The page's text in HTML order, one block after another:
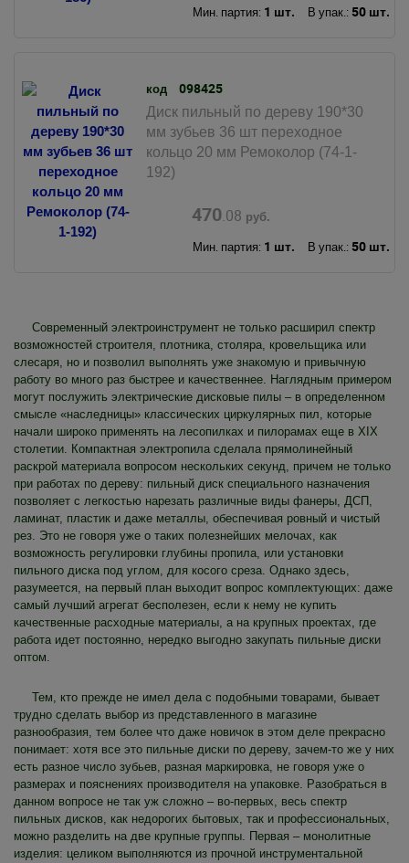
Мин. партия: 1 шт. В упак.: 50 шт.
код 098425
Диск пильный по дереву 190*30
мм зубьев 36 шт переходное
кольцо 20 мм Ремоколор (74-1-
192)
470.08 руб.
Мин. партия: 1 шт. В упак.: 50 шт.
Современный электроинструмент не только расширил спектр
возможностей строителя, плотника, столяра, кровельщика или
слесаря, но и позволил выполнять уже знакомую и привычную
работу во много раз быстрее и качественнее. Наглядным примером
могут послужить электрические дисковые пилы – в определенном
смысле «наследницы» классических циркулярных пил, которые
начали широко применять на лесопилках и пилорамах еще в XIX
столетии. Компактная электропила сделала прямолинейный
раскрой материала вопросом нескольких секунд, причем не только
при работах по дереву: пильный диск специального назначения
позволяет с легкостью нарезать различные виды фанеры, ДСП,
ламинат, пластик и даже металлы, обеспечивая ровный и чистый
рез. Это не говоря уже о таких полезнейших мелочах, как
возможность регулировки глубины пропила, или установки
пильного диска под углом, для косого среза. Однако здесь,
разумеется, на первый план выходит вопрос комплектующих: даже
самый лучший агрегат бесполезен, если к нему не купить
качественные расходные материалы, а на крупных проектах, где
работа идет постоянно, нередко выгодно закупать пильные диски
оптом.
Тем, кто прежде не имел дела с подобными товарами, бывает
трудно сделать выбор из представленного в магазине
разнообразия, тем более что даже новичок в этом деле прекрасно
понимает: хотя все это пильные диски по дереву, зачем-то же у них
есть разное число зубьев, разная маркировка, не говоря уже о
размерах и пояснениях производителя на упаковке. Разобраться в
данном вопросе не так уж сложно – во-первых, весь спектр
пильных дисков, как недорогих бытовых, так и профессиональных,
можно разделить на две крупные группы. Первая – монолитные
изделия: целиком выполняются из прочной инструментальной